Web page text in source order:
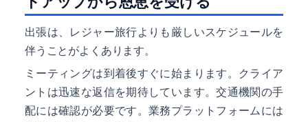
出張は、レジャー旅行よりも厳しいスケジュールを
伴うことがよくあります。
ミーティングは到着後すぐに始まります。クライア
ントは迅速な返信を期待しています。交通機関の手
配には確認が必要です。業務プラットフォームには